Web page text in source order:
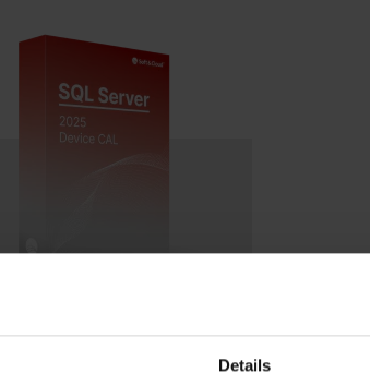
Details